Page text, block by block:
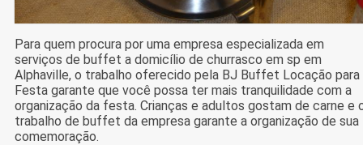
Para quem procura por uma empresa especializada em
serviços de buffet a domicílio de churrasco em sp em
Alphaville, o trabalho oferecido pela BJ Buffet Locação para
Festa garante que você possa ter mais tranquilidade com a
organização da festa. Crianças e adultos gostam de carne e
trabalho de buffet da empresa garante a organização de sua
comemoração.